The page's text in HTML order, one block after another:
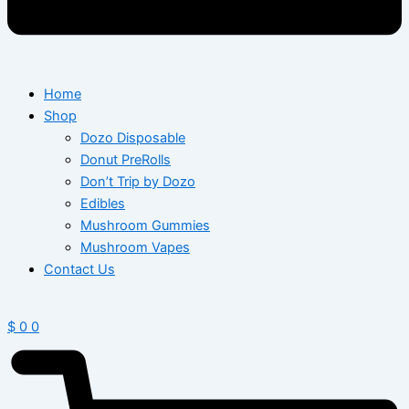
Home
Shop
Dozo Disposable
Donut PreRolls
Don’t Trip by Dozo
Edibles
Mushroom Gummies
Mushroom Vapes
Contact Us
$ 0 0